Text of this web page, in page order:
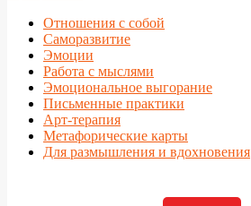
Отношения с собой
Саморазвитие
Эмоции
Работа с мыслями
Эмоциональное выгорание
Письменные практики
Арт-терапия
Метафорические карты
Для размышления и вдохновения